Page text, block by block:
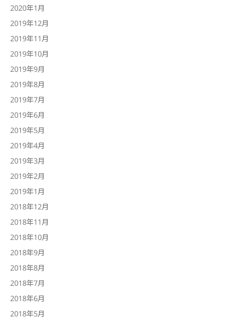
2020年1月
2019年12月
2019年11月
2019年10月
2019年9月
2019年8月
2019年7月
2019年6月
2019年5月
2019年4月
2019年3月
2019年2月
2019年1月
2018年12月
2018年11月
2018年10月
2018年9月
2018年8月
2018年7月
2018年6月
2018年5月